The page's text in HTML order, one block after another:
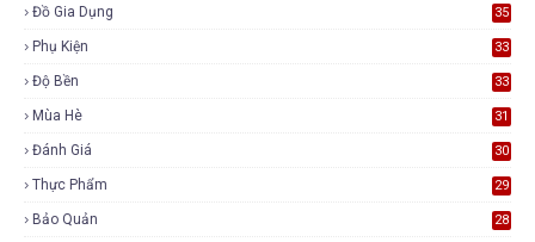
Đồ Gia Dụng 35
Phụ Kiện 33
Độ Bền 33
Mùa Hè 31
Đánh Giá 30
Thực Phẩm 29
Bảo Quản 28